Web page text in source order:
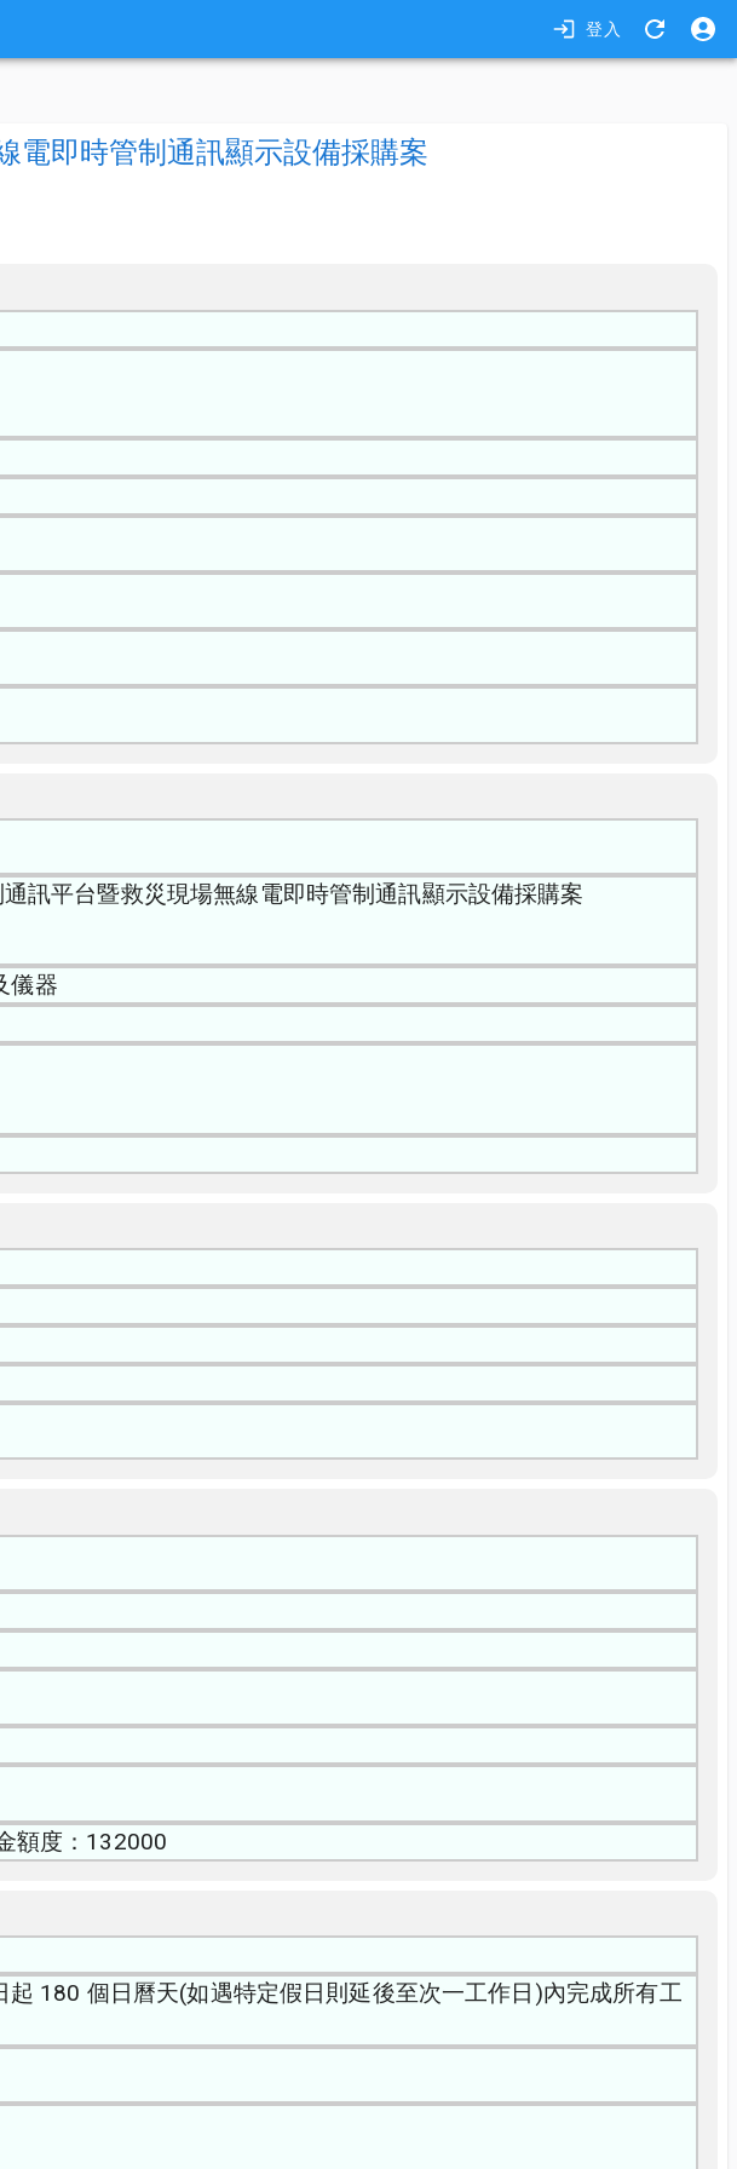
登入
電即時管制通訊顯示設備採購案
訊平台暨救災現場無線電即時管制通訊顯示設備採購案
儀器
額度：132000
180 個日曆天(如遇特定假日則延後至次一工作日)內完成所有工